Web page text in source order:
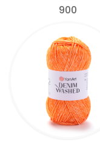
900